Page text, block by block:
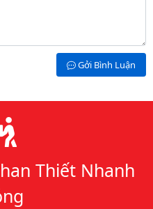
Gởi Bình Luận
Thiết Nhanh